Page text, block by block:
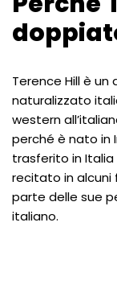
Terence Hill è
naturalizzato
western
perché è nato in
trasferito in Italia
recitato in alcuni
parte delle sue
italiano.